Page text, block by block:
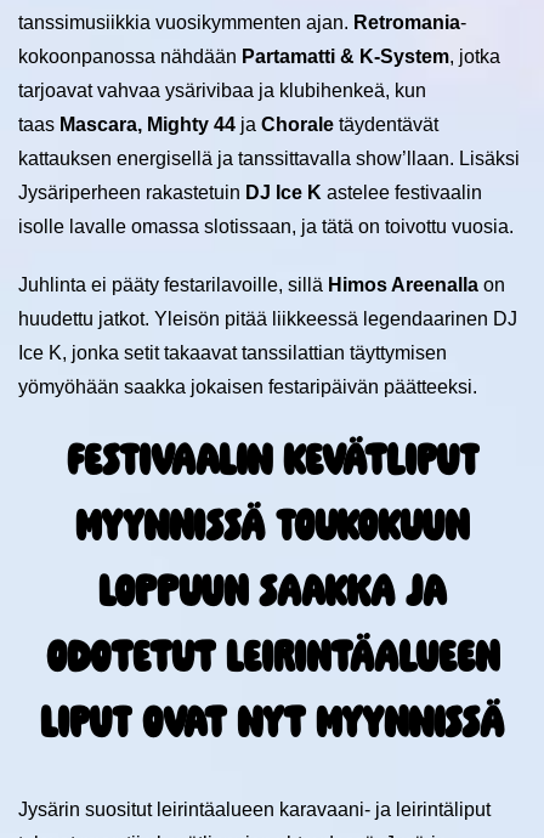
tanssimusiikkia vuosikymmenten ajan. Retromania-
kokoonpanossa nähdään Partamatti & K‑System, jotka
tarjoavat vahvaa ysärivibaa ja klubihenkeä, kun
taas Mascara, Mighty 44 ja Chorale täydentävät
kattauksen energisellä ja tanssittavalla show’llaan. Lisäksi
Jysäriperheen rakastetuin DJ Ice K astelee festivaalin
isolle lavalle omassa slotissaan, ja tätä on toivottu vuosia.
Juhlinta ei pääty festarilavoille, sillä Himos Areenalla on
huudettu jatkot. Yleisön pitää liikkeessä legendaarinen DJ
Ice K, jonka setit takaavat tanssilattian täyttymisen
yömyöhään saakka jokaisen festaripäivän päätteeksi.
Festivaalin kevätliput
myynnissä toukokuun
loppuun saakka ja
odotetut leirintäalueen
liput ovat nyt myynnissä
Jysärin suositut leirintäalueen karavaani- ja leirintäliput